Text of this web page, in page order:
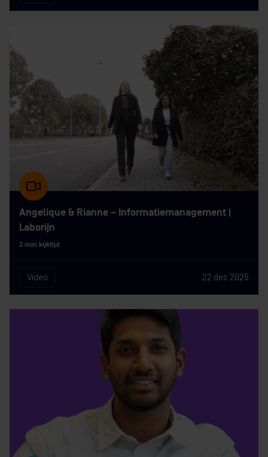
Angelique & Rianne – Informatiemanagement |
Laborijn
2 min kijktijd
Video 22 dec 2025